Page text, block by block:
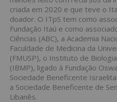
criada em 2020 e que teve o
doador. O ITpS tem como
Fundação Itaú e como
Ciências (ABC), a Academia
Faculdade de Medicina da
(FMUSP), o Instituto de
(IBMP), ligado à Fundação
Sociedade Beneficente
a Sociedade Beneficente de
Libanês.